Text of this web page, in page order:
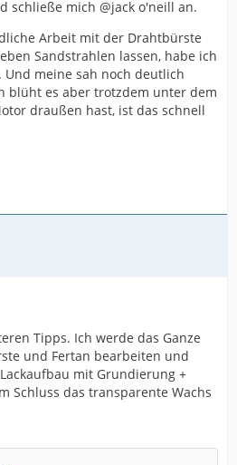
schließe mich @jack o'neill an.
Arbeit mit der Drahtbürste
Sandstrahlen lassen, habe ich
meine sah noch deutlich
blüht es aber trotzdem unter dem
draußen hast, ist das schnell
Tipps. Ich werde das Ganze
und Fertan bearbeiten und
mit Grundierung +
Schluss das transparente Wachs